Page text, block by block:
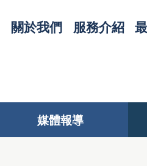
關於我們 服務介紹
媒體報導